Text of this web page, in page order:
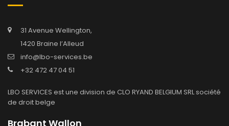
31 Avenue Wellington,
1420 Braine l’Alleud
info@lbo-services.be
+32 472 47 04 51
LBO SERVICES est une division de CLO RYAND BELGIUM SRL société
de droit belge
Brabant Wallon